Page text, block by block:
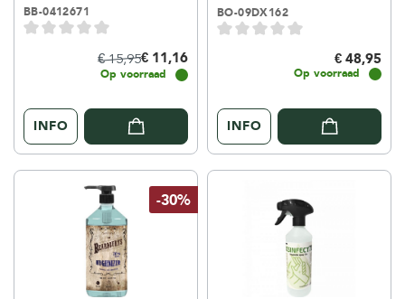
BB-0412671
€ 15,95€ 11,16
Op voorraad
INFO
BO-09DX162
€ 48,95
Op voorraad
INFO
-30%